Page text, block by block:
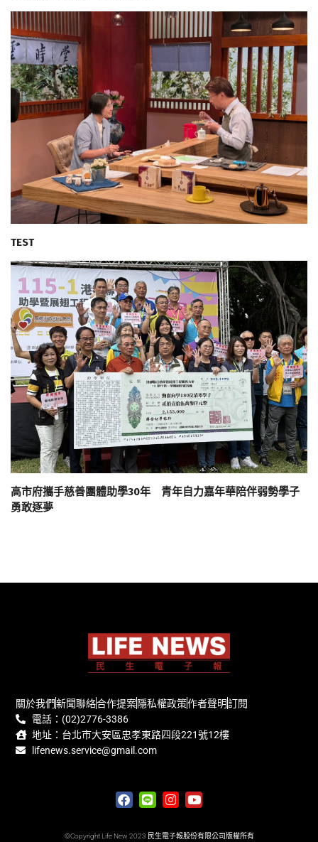
TEST
高市府攜手慈善團體助學30年 青年自力嘉年華陪伴弱勢學子
勇敢逐夢
關於我們新聞聯絡合作提案隱私權政策作者聲明訂閱
電話：(02)2776-3386
地址：台北市大安區忠孝東路四段221號12樓
lifenews.service@gmail.com
©Copyright Life New 2023 民生電子報股份有限公司版權所有